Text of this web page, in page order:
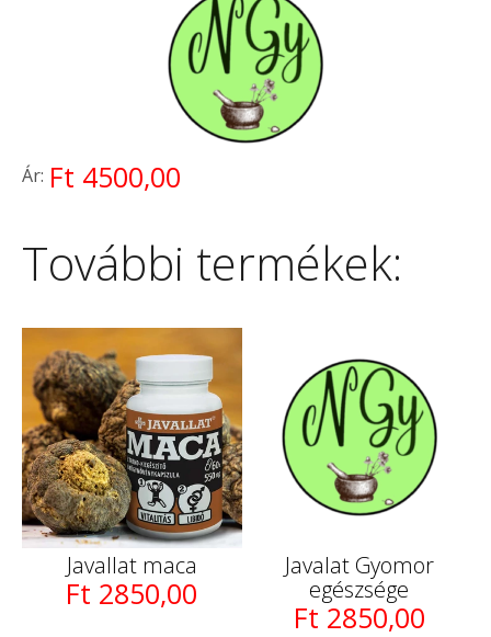
Ár: Ft 4500,00
További termékek:
Javallat maca
Ft 2850,00
Javalat Gyomor
egészsége
Ft 2850,00